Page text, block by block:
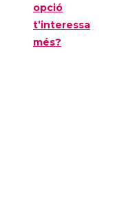
opció
t’interessa
més?